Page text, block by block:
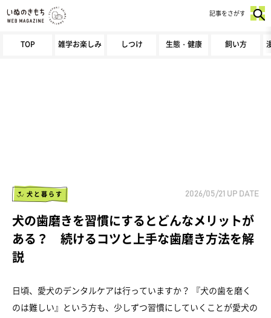
TOP 雑学お楽しみ しつけ 生態・健康 飼い方
記事をさがす
犬と暮らす 2026/05/21 UP DATE
犬の歯磨きを習慣にするとどんなメリットが
ある？ 続けるコツと上手な歯磨き方法を解
説
日頃、愛犬のデンタルケアは行っていますか？ 『犬の歯を磨く
のは難しい』という方も、少しずつ習慣にしていくことが愛犬の